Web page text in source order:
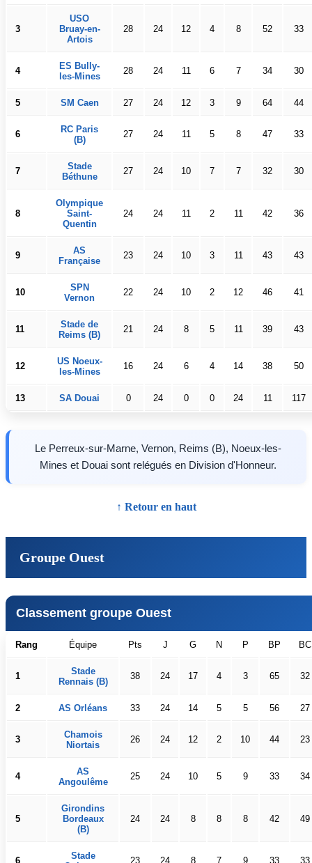
3
USO
Bruay-en-
Artois
28 24 12 4 8 52 33
4
ES Bully-
les-Mines
28 24 11 6 7 34 30
5 SM Caen 27 24 12 3 9 64 44
6
RC Paris
(B)
27 24 11 5 8 47 33
7
Stade
Béthune
27 24 10 7 7 32 30
8
Olympique
Saint-
Quentin
24 24 11 2 11 42 36
9
AS
Française
23 24 10 3 11 43 43
10
SPN
Vernon
22 24 10 2 12 46 41
11
Stade de
Reims (B)
21 24 8 5 11 39 43
12
US Noeux-
les-Mines
16 24 6 4 14 38 50
13 SA Douai 0 24 0 0 24 11 117
Le Perreux-sur-Marne, Vernon, Reims (B), Noeux-les-
Mines et Douai sont relégués en Division d'Honneur.
↑ Retour en haut
Groupe Ouest
Classement groupe Ouest
Rang Équipe Pts J G N P BP BC
1
Stade
Rennais (B)
38 24 17 4 3 65 32
2 AS Orléans 33 24 14 5 5 56 27
3
Chamois
Niortais
26 24 12 2 10 44 23
4
AS
Angoulême
25 24 10 5 9 33 34
5
Girondins
Bordeaux
(B)
24 24 8 8 8 42 49
6
Stade
23 24 8 7 9 33 33